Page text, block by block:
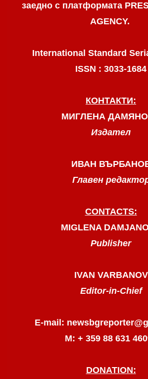
заедно с платформата
AGENCY.
International Standard
ISSN : 3033-1684
КОНТАКТИ:
МИГЛЕНА
Издател
ИВАН
Главен
CONTACTS:
MIGLENA
Publisher
IVAN VARBANOV
Editor-in-Chief
E-mail:
М: + 359 88 631
DONATION: